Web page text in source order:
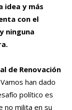
idea y más
con el
ninguna
de Renovación
han dado
político es
no milita en su